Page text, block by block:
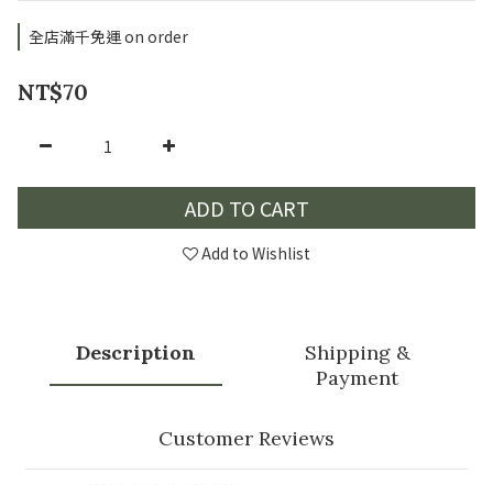
全店滿千免運 on order
NT$70
ADD TO CART
Add to Wishlist
Description
Shipping &
Payment
Customer Reviews